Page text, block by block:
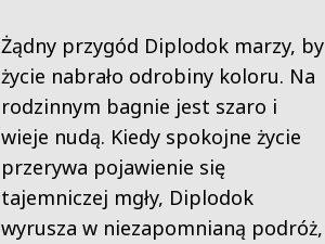
Żądny przygód Diplodok marzy, by
życie nabrało odrobiny koloru. Na
rodzinnym bagnie jest szaro i
wieje nudą. Kiedy spokojne życie
przerywa pojawienie się
tajemniczej mgły, Diplodok
wyrusza w niezapomnianą podróż,